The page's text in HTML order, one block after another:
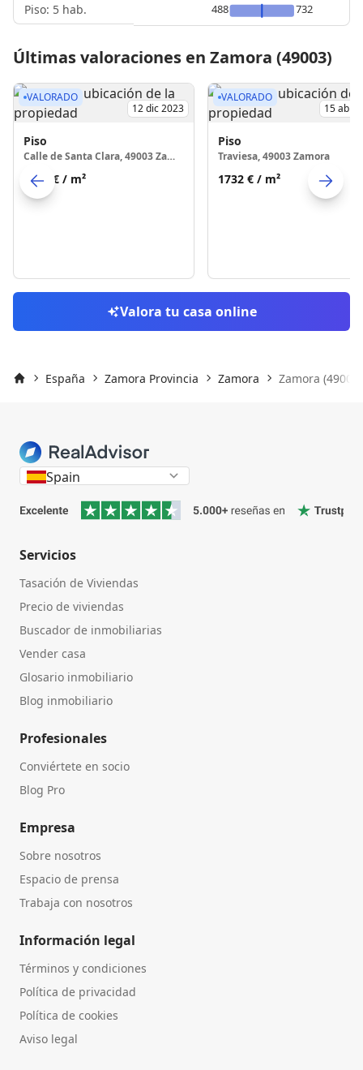
Piso: 5 hab.
488
732
Últimas valoraciones en Zamora (49003)
VALORADO
12 dic 2023
Piso
Calle de Santa Clara, 49003 Zamora
1409 € / m²
VALORADO
15 abr
Piso
Traviesa, 49003 Zamora
1732 € / m²
Valora tu casa online
España Zamora Provincia Zamora Zamora (49003)
Spain
Servicios
Tasación de Viviendas
Precio de viviendas
Buscador de inmobiliarias
Vender casa
Glosario inmobiliario
Blog inmobiliario
Profesionales
Conviértete en socio
Blog Pro
Empresa
Sobre nosotros
Espacio de prensa
Trabaja con nosotros
Información legal
Términos y condiciones
Política de privacidad
Política de cookies
Aviso legal